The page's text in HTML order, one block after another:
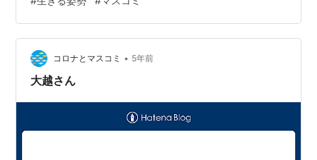
りや怒りを押し殺しながら、 涙を堪えつつ話されていた
その言葉に、 とてもとても心動かされたのであります。
人の命を奪っていいのか！ 子どもの未来を奪う権利など
誰にもない！ 人…
コロナとマスコミ • 5年前
大越さん